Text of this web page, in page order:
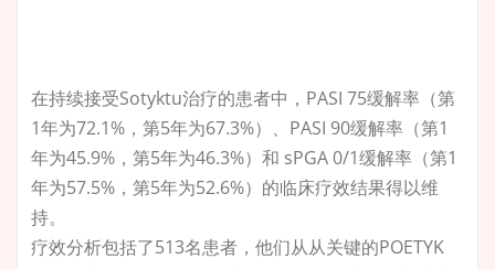
在持续接受Sotyktu治疗的患者中，PASI 75缓解率（第
1年为72.1%，第5年为67.3%）、PASI 90缓解率（第1
年为45.9%，第5年为46.3%）和 sPGA 0/1缓解率（第1
年为57.5%，第5年为52.6%）的临床疗效结果得以维
持。
疗效分析包括了513名患者，他们从从关键的POETYK